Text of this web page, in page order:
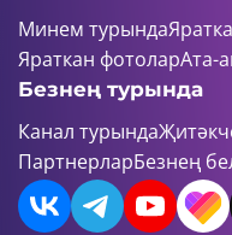
Минем турында
Яраткан фотоларАта-
Безнең турында
Канал турында
ПартнерларБезнең